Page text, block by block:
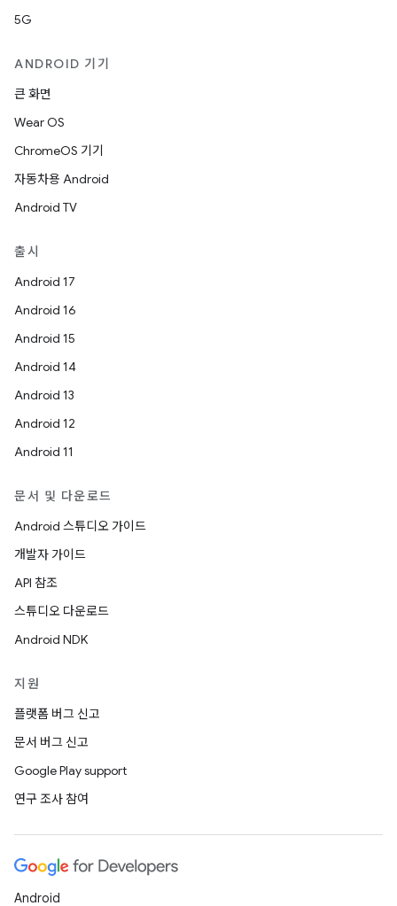
5G
ANDROID 기기
큰 화면
Wear OS
ChromeOS 기기
자동차용 Android
Android TV
출시
Android 17
Android 16
Android 15
Android 14
Android 13
Android 12
Android 11
문서 및 다운로드
Android 스튜디오 가이드
개발자 가이드
API 참조
스튜디오 다운로드
Android NDK
지원
플랫폼 버그 신고
문서 버그 신고
Google Play support
연구 조사 참여
Android